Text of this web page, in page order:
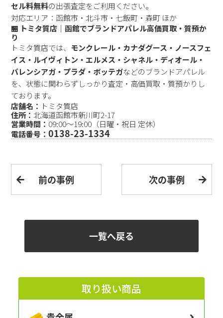
セル料無料の出張査定をご利用ください。
対応エリア：函館市・北斗市・七飯町・森町 ほか
🏪 トミタ質店｜函館でブランドアパレル高価買取・質預か
り
トミタ質店では、 モンクレール・カナダグース・ノースフェ
イス・ルイヴィトン・エルメス・シャネル・ディオール・
バレンシアガ・プラダ・ボッテガなどのブランドアパレル
を、状態に関わらずしっかり査定・高価買取・質預かりし
ております。
店舗名： トミタ質店
住所：北海道函館市新川町2-17
営業時間： 09:00〜19:00（日曜・祝日 定休）
電話番号：0138-23-1334
前の事例 次の事例
一覧へ戻る
取り扱い商品